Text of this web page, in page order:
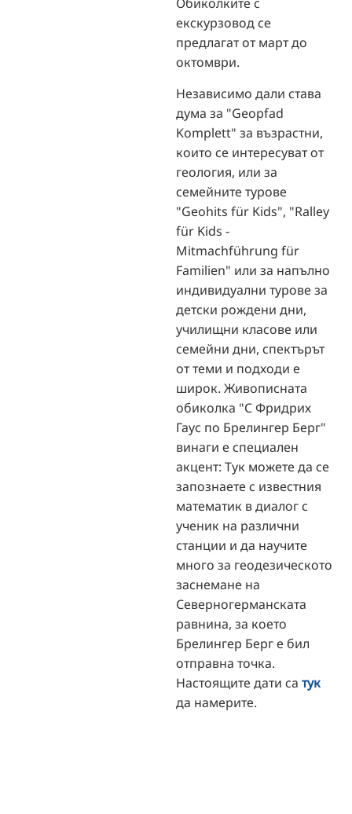
екскурзовод се
предлагат от март до
октомври.
Независимо дали става
дума за "Geopfad
Komplett" за възрастни,
които се интересуват от
геология, или за
семейните турове
"Geohits für Kids", "Ralley
für Kids -
Mitmachführung für
Familien" или за напълно
индивидуални турове за
детски рождени дни,
училищни класове или
семейни дни, спектърът
от теми и подходи е
широк. Живописната
обиколка "С Фридрих
Гаус по Брелингер Берг"
винаги е специален
акцент: Тук можете да се
запознаете с известния
математик в диалог с
ученик на различни
станции и да научите
много за геодезическото
заснемане на
Северногерманската
равнина, за което
Брелингер Берг е бил
отправна точка.
Настоящите дати са тук
да намерите.